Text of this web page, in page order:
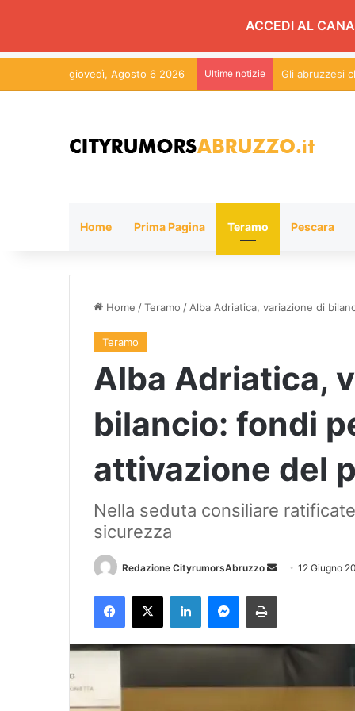
ACCEDI AL
giovedì, Agosto 6 2026 Ultime notizie Un milione e
Home Prima Pagina Teramo Pescara
Home /Teramo / Alba Adriatica, variazione di
Teramo
Alba Adriatica,
bilancio: fondi
attivazione del
Nella seduta consiliare
sicurezza
Redazione CityrumorsAbruzzo
i
a
12 Giugno